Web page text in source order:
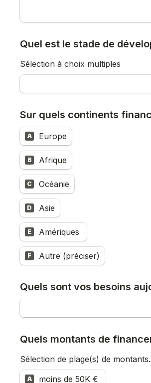
Quel est le stade de
Sélection à choix multiples
Sur quels continents
A Europe
B Afrique
C Océanie
D Asie
E
F Autre (préciser)
Quels sont vos besoins
Quels montants de
Sélection de plage(s) de montants.
A